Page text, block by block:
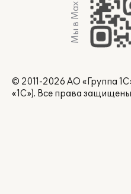
Мы в Max
© 2011-2026 АО «Группа
«1С»). Все права